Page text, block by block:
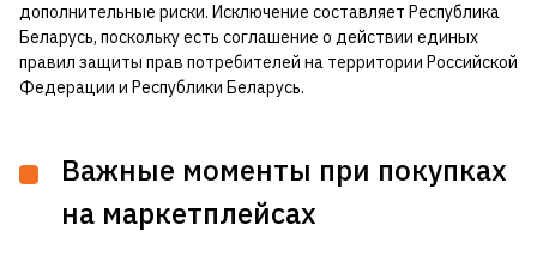
дополнительные риски. Исключение составляет Республика
Беларусь, поскольку есть соглашение о действии единых
правил защиты прав потребителей на территории Российской
Федерации и Республики Беларусь.
Важные моменты при покупках
на маркетплейсах